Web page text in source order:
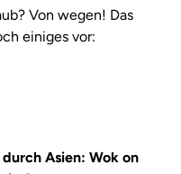
Von wegen! Das
einiges vor:
Asien: Wok on